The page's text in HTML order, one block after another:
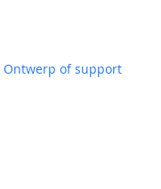
Ontwerp of support